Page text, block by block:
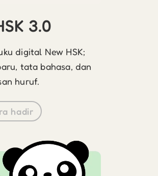
3.0
digital New HSK;
tata bahasa, dan
huruf.
hadir